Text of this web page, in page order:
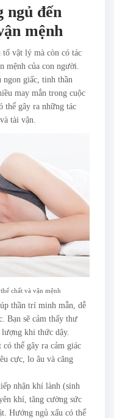
ngủ đến
mệnh
vật lý mà còn có tác
mệnh của con người.
ngon giấc, tinh thần
may mắn trong cuộc
thể gây ra những tác
tài vận.
chất và vận mệnh
thần trí minh mẫn, dễ
Bạn sẽ cảm thấy thư
khi thức dậy.
thể gây ra cảm giác
cực, lo âu và căng
nhận khí lành (sinh
khí, tăng cường sức
Hướng ngủ xấu có thể